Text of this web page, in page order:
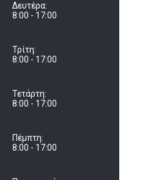
Δευτέρα:
8:00 - 17:00
Τρίτη:
8:00 - 17:00
Τετάρτη:
8:00 - 17:00
Πέμπτη:
8:00 - 17:00